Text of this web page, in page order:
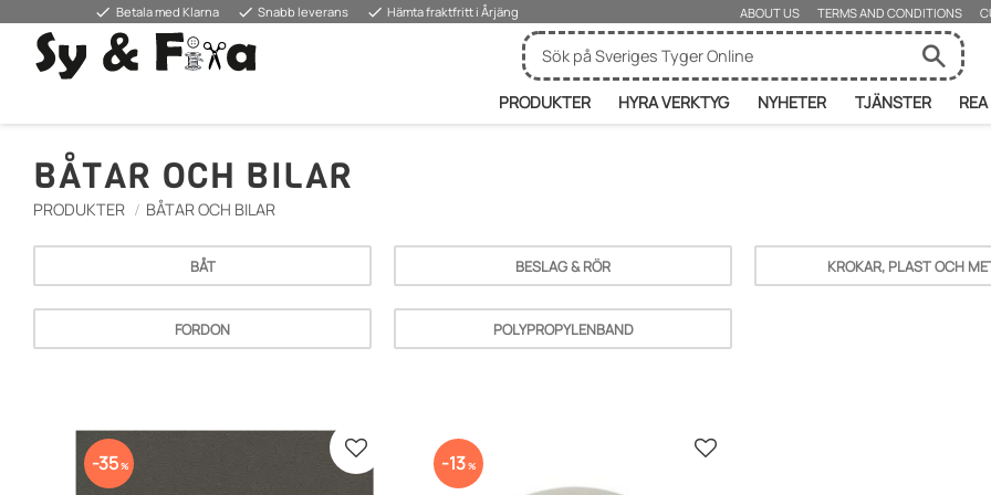
done Betala med Klarna done Snabb leverans done Hämta fraktfritt i Årjäng ABOUT US TERMS AND CONDITIONS
PRODUKTER HYRA VERKTYG NYHETER TJÄNSTER REA
BÅTAR OCH BILAR
PRODUKTER BÅTAR OCH BILAR
BÅT BESLAG & RÖR KROKAR, PLAST OCH
FORDON POLYPROPYLENBAND
35% Lisää suosikiksi
13% Lisää suosikiksi